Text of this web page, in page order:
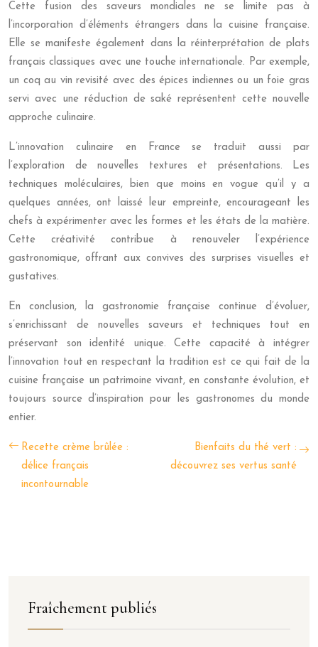
Cette fusion des saveurs mondiales ne se limite pas à
l’incorporation d’éléments étrangers dans la cuisine française.
Elle se manifeste également dans la réinterprétation de plats
français classiques avec une touche internationale. Par exemple,
un coq au vin revisité avec des épices indiennes ou un foie gras
servi avec une réduction de saké représentent cette nouvelle
approche culinaire.
L’innovation culinaire en France se traduit aussi par
l’exploration de nouvelles textures et présentations. Les
techniques moléculaires, bien que moins en vogue qu’il y a
quelques années, ont laissé leur empreinte, encourageant les
chefs à expérimenter avec les formes et les états de la matière.
Cette créativité contribue à renouveler l’expérience
gastronomique, offrant aux convives des surprises visuelles et
gustatives.
En conclusion, la gastronomie française continue d’évoluer,
s’enrichissant de nouvelles saveurs et techniques tout en
préservant son identité unique. Cette capacité à intégrer
l’innovation tout en respectant la tradition est ce qui fait de la
cuisine française un patrimoine vivant, en constante évolution, et
toujours source d’inspiration pour les gastronomes du monde
entier.
Recette crème brûlée :
délice français
incontournable
Bienfaits du thé vert :
découvrez ses vertus santé
Fraîchement publiés